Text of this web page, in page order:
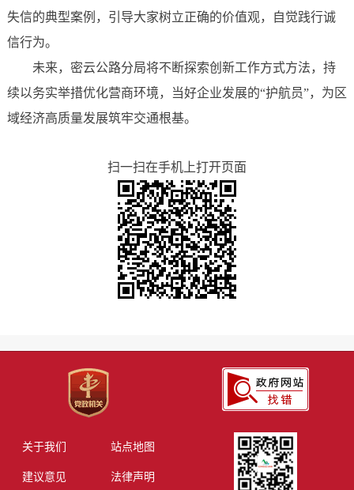
失信的典型案例，引导大家树立正确的价值观，自觉践行诚
信行为。
未来，密云公路分局将不断探索创新工作方式方法，持
续以务实举措优化营商环境，当好企业发展的“护航员”，为区
域经济高质量发展筑牢交通根基。
扫一扫在手机上打开页面
关于我们 站点地图
建议意见 法律声明